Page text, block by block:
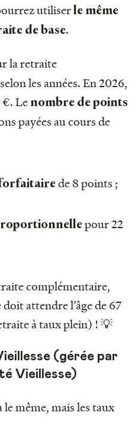
utiliserle même
de base.
la retraite
les années. En 2026,
€. Le nombre de points
payées au cours de
de 8 points ;
pour22
complémentaire,
attendre l’âge de 67
à taux plein) ! 💡
(gérée par
Vieillesse)
même, mais les taux